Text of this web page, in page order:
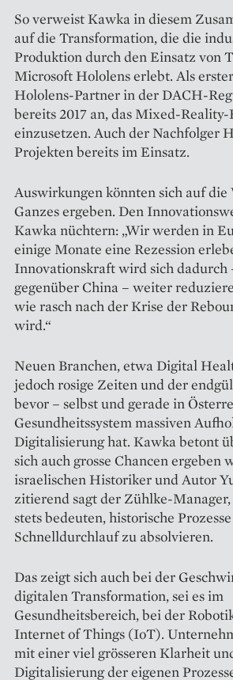
So verweist Kawka in diesem
auf die Transformation, die die
Produktion durch den Einsatz von
Microsoft Hololens erlebt. Als
Hololens-Partner in der DACH-
bereits 2017 an, das Mixed-
einzusetzen. Auch der Nachfolger
Projekten bereits im Einsatz.
Auswirkungen könnten sich auf
Ganzes ergeben. Den
Kawka nüchtern: „Wir werden in
einige Monate eine Rezession
Innovationskraft wird sich dadurch
gegenüber China – weiter
wie rasch nach der Krise der
wird.“
Neuen Branchen, etwa Digital
jedoch rosige Zeiten und der
bevor – selbst und gerade in
Gesundheitssystem massiven
Digitalisierung hat. Kawka betont
sich auch grosse Chancen ergeben
israelischen Historiker und Autor
zitierend sagt der Zühlke-
stets bedeuten, historische
Schnelldurchlauf zu absolvieren.
Das zeigt sich auch bei der
digitalen Transformation, sei es im
Gesundheitsbereich, bei der
Internet of Things (IoT).
mit einer viel grösseren Klarheit
Digitalisierung der eigenen